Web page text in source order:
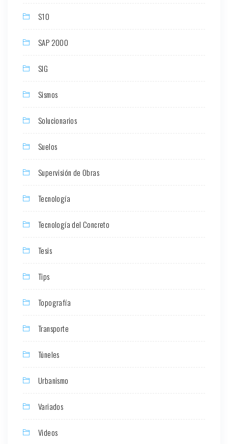
S10
SAP 2000
SIG
Sismos
Solucionarios
Suelos
Supervisión de Obras
Tecnología
Tecnología del Concreto
Tesis
Tips
Topografía
Transporte
Túneles
Urbanismo
Variados
Videos